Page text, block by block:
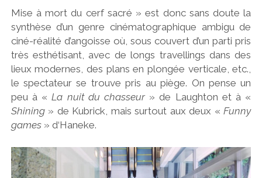
Mise à mort du cerf sacré » est donc sans doute la
synthèse d’un genre cinématographique ambigu de
ciné-réalité d’angoisse où, sous couvert d’un parti pris
très esthétisant, avec de longs travellings dans des
lieux modernes, des plans en plongée verticale, etc.,
le spectateur se trouve pris au piège. On pense un
peu à «La nuit du chasseur» de Laughton et à «
Shining» de Kubrick, mais surtout aux deux «Funny
games» d‘Haneke.